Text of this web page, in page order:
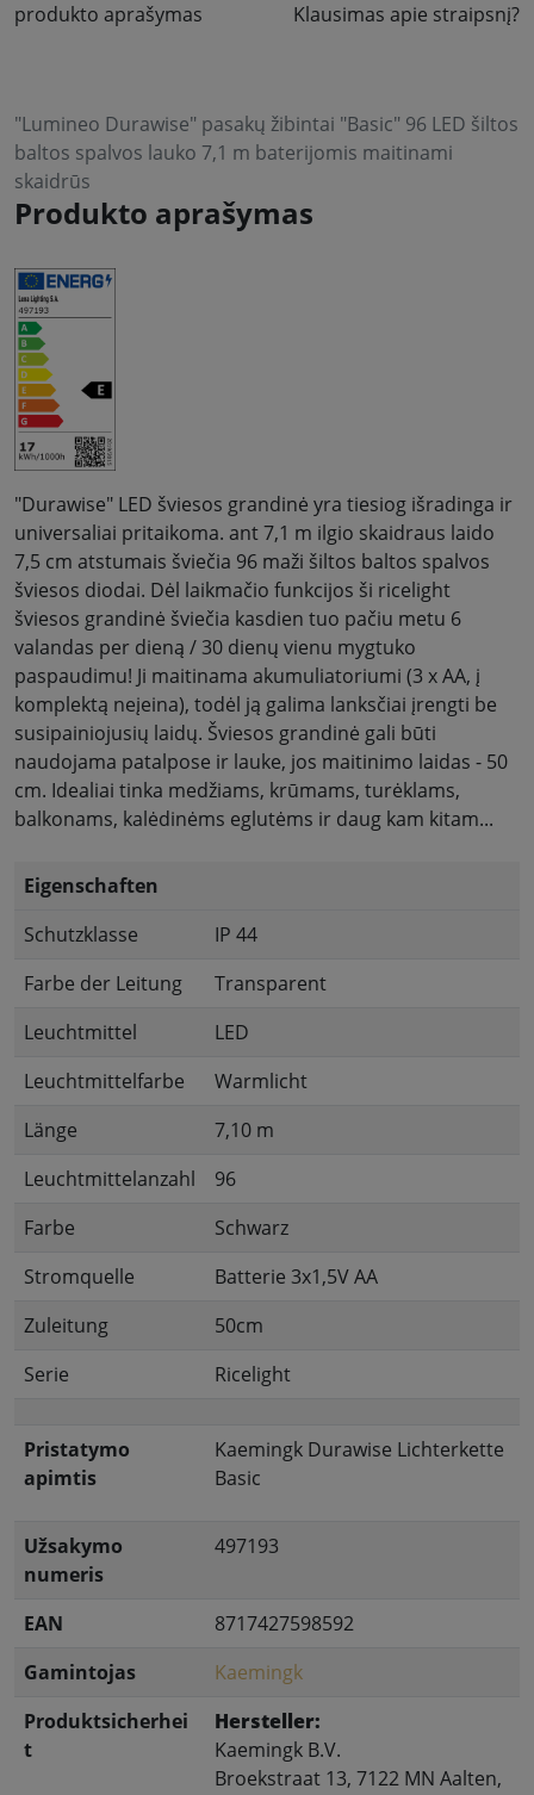
produkto aprašymas Klausimas apie straipsnį?
"Lumineo Durawise" pasakų žibintai "Basic" 96 LED šiltos
baltos spalvos lauko 7,1 m baterijomis maitinami
skaidrūs
Produkto aprašymas
"Durawise" LED šviesos grandinė yra tiesiog išradinga ir
universaliai pritaikoma. ant 7,1 m ilgio skaidraus laido
7,5 cm atstumais šviečia 96 maži šiltos baltos spalvos
šviesos diodai. Dėl laikmačio funkcijos ši ricelight
šviesos grandinė šviečia kasdien tuo pačiu metu 6
valandas per dieną / 30 dienų vienu mygtuko
paspaudimu! Ji maitinama akumuliatoriumi (3 x AA, į
komplektą neįeina), todėl ją galima lanksčiai įrengti be
susipainiojusių laidų. Šviesos grandinė gali būti
naudojama patalpose ir lauke, jos maitinimo laidas - 50
cm. Idealiai tinka medžiams, krūmams, turėklams,
balkonams, kalėdinėms eglutėms ir daug kam kitam...
Eigenschaften
Schutzklasse
IP 44
Farbe der Leitung
Transparent
Leuchtmittel
LED
Leuchtmittelfarbe
Warmlicht
Länge
7,10 m
Leuchtmittelanzahl
96
Farbe
Schwarz
Stromquelle
Batterie 3x1,5V AA
Zuleitung
50cm
Serie
Ricelight
Pristatymo
apimtis
Kaemingk Durawise Lichterkette
Basic
Užsakymo
numeris
497193
EAN
8717427598592
Gamintojas
Kaemingk
Produktsicherhei
t
Hersteller:
Kaemingk B.V.
Broekstraat 13, 7122 MN Aalten,